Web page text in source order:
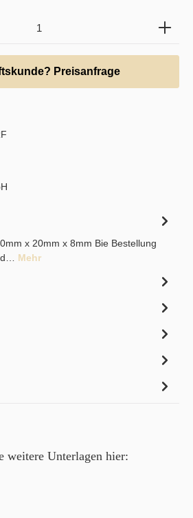
den gewünschten Wert ein
Preisanfrage
x 20mm x 8mm Bie Bestellung
Mehr
weitere Unterlagen hier: